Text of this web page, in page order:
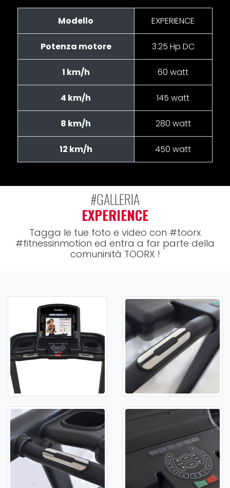
Modello EXPERIENCE
Potenza motore 3.25 Hp DC
1 km/h 60 watt
4 km/h 145 watt
8 km/h 280 watt
12 km/h 450 watt
#GALLERIA
EXPERIENCE
Tagga le tue foto e video con #toorx
#fitnessinmotion ed entra a far parte della
comuninità TOORX !